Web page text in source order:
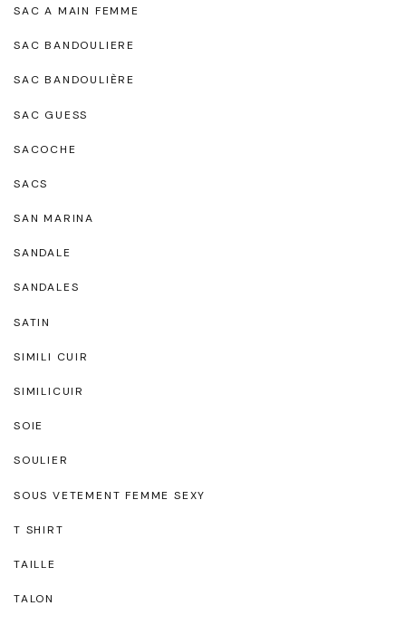
SAC A MAIN FEMME
SAC BANDOULIERE
SAC BANDOULIÈRE
SAC GUESS
SACOCHE
SACS
SAN MARINA
SANDALE
SANDALES
SATIN
SIMILI CUIR
SIMILICUIR
SOIE
SOULIER
SOUS VETEMENT FEMME SEXY
T SHIRT
TAILLE
TALON